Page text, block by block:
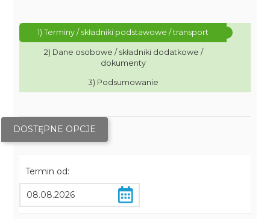
1) Terminy / składniki podstawowe / transport
2) Dane osobowe / składniki dodatkowe /
dokumenty
3) Podsumowanie
DOSTĘPNE OPCJE
Termin od: